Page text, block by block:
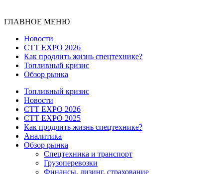
ГЛАВНОЕ МЕНЮ
Новости
CTT EXPO 2026
Как продлить жизнь спецтехнике?
Топливный кризис
Обзор рынка
Топливный кризис
Новости
CTT EXPO 2026
CTT EXPO 2025
Как продлить жизнь спецтехнике?
Аналитика
Обзор рынка
Спецтехника и транспорт
Грузоперевозки
Финансы, лизинг, страхование